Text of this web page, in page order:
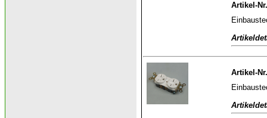
Artikel-
Artikel-